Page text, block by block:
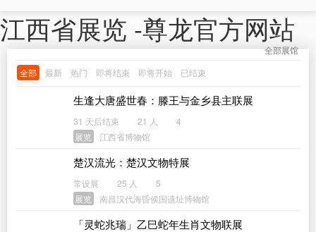
江西省展览 -尊龙官方网站
全部 最新 热门 即将结束 即将开始 已结束
全部展馆
生逢大唐盛世春：滕王与金乡县主联展
31 天后结束 21 人
4
展览
江西省博物馆
楚汉流光：楚汉文物特展
常设展 25 人
5
展览
南昌汉代海昏侯国遗址博物馆
「灵蛇兆瑞」乙巳蛇年生肖文物联展